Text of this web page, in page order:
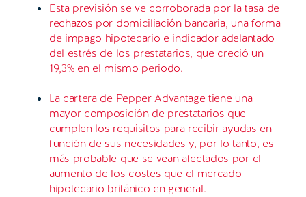
Esta previsión se ve corroborada por la tasa de
rechazos por domiciliación bancaria, una forma
de impago hipotecario e indicador adelantado
del estrés de los prestatarios, que creció un
19,3% en el mismo periodo.
La cartera de Pepper Advantage tiene una
mayor composición de prestatarios que
cumplen los requisitos para recibir ayudas en
función de sus necesidades y, por lo tanto, es
más probable que se vean afectados por el
aumento de los costes que el mercado
hipotecario británico en general.